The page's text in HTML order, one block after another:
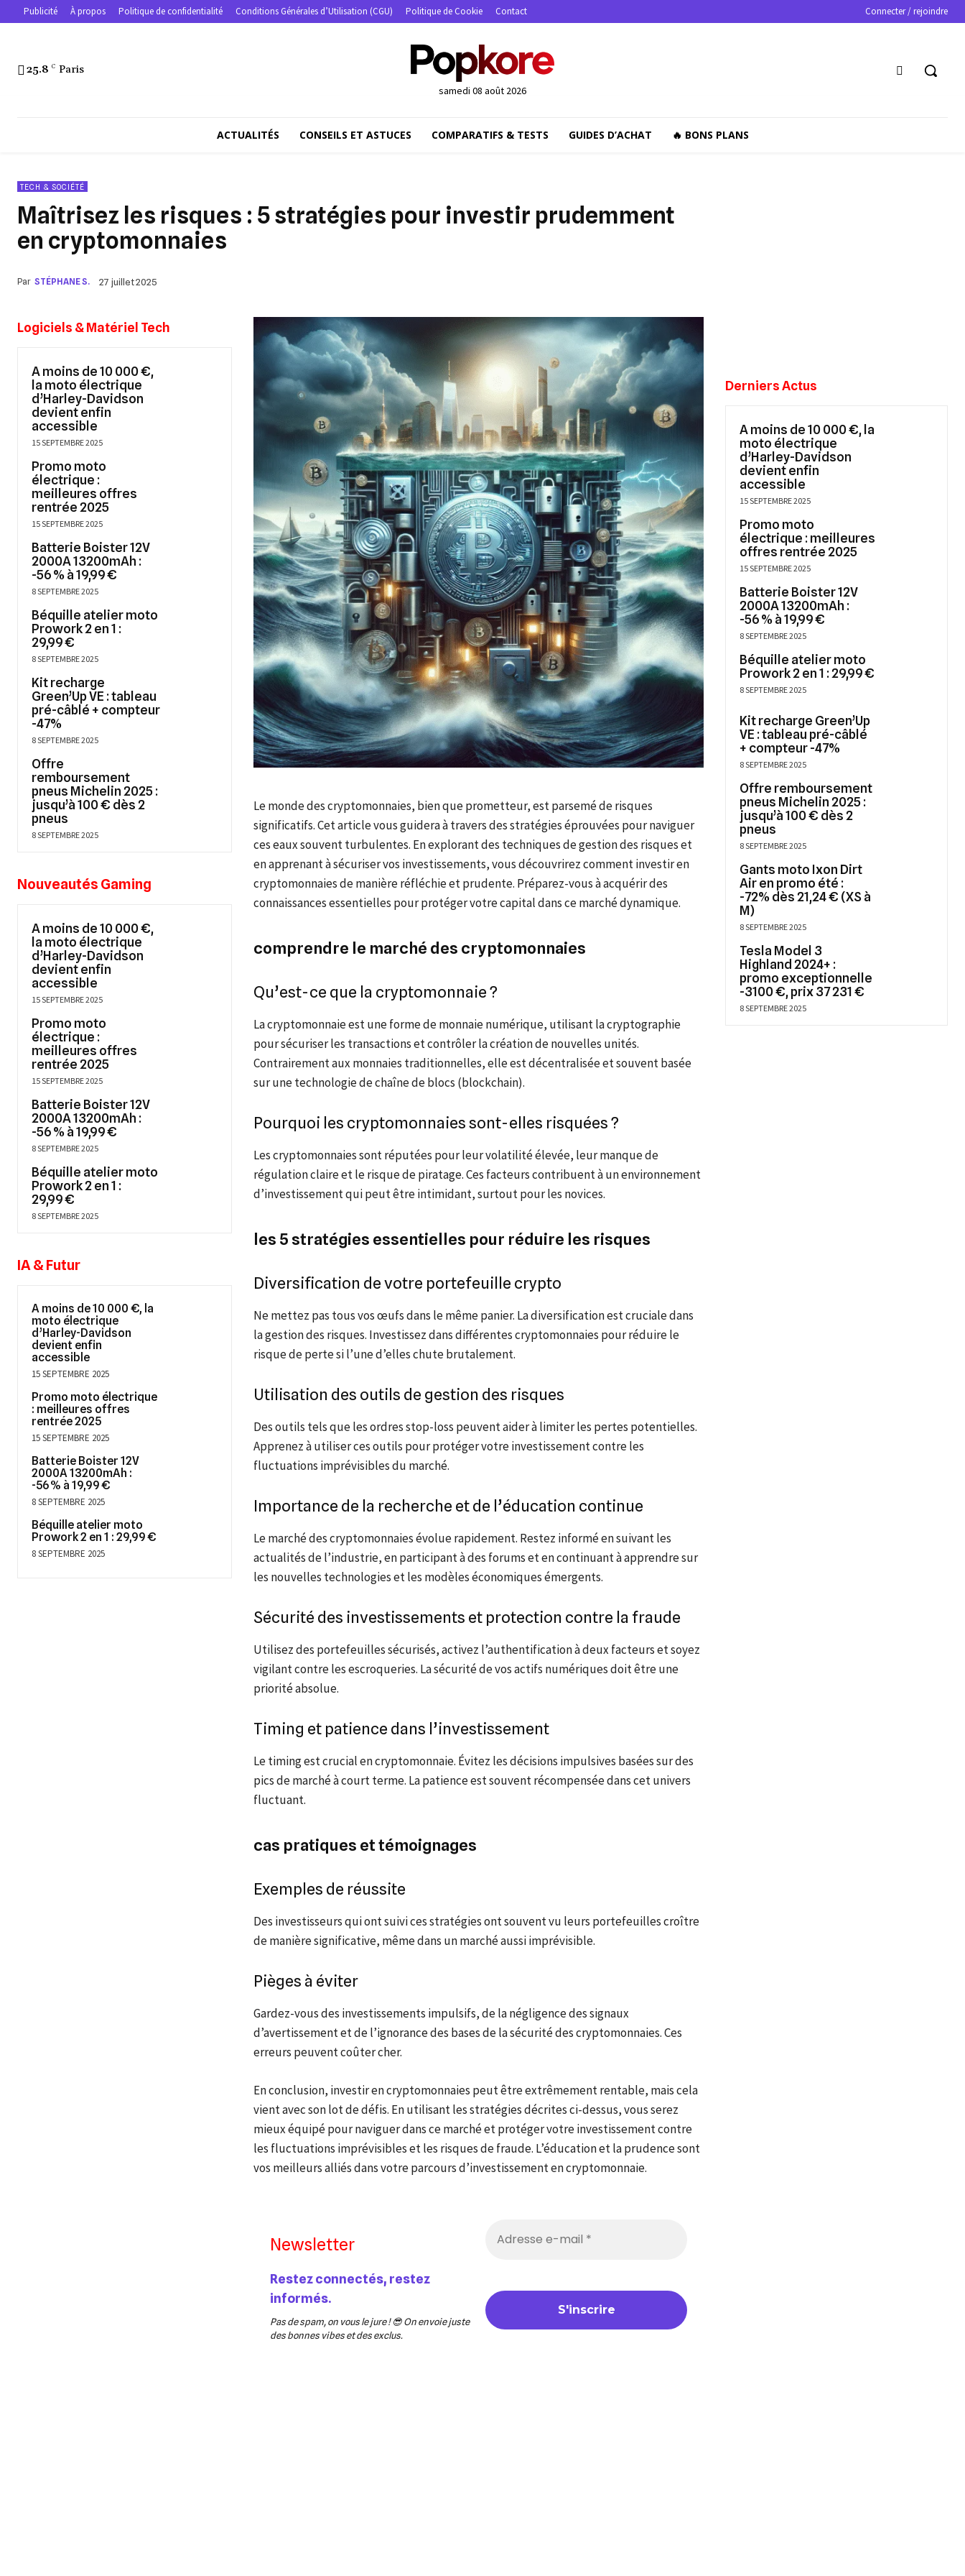
Publicité À propos Politique de confidentialité Conditions Générales d’Utilisation (CGU) Politique de Cookie Contact Connecter / rejoindre
25.8 C Paris
samedi 08 août 2026
ACTUALITÉS CONSEILS ET ASTUCES COMPARATIFS & TESTS GUIDES D’ACHAT 🔥 BONS PLANS
TECH & SOCIÉTÉ
Maîtrisez les risques : 5 stratégies pour investir prudemment
en cryptomonnaies
Par STÉPHANE S. 27 juillet 2025
Logiciels & Matériel Tech
A moins de 10 000 €,
la moto électrique
d’Harley-Davidson
devient enfin
accessible
15 SEPTEMBRE 2025
Promo moto
électrique :
meilleures offres
rentrée 2025
15 SEPTEMBRE 2025
Batterie Boister 12V
2000A 13200mAh :
-56 % à 19,99 €
8 SEPTEMBRE 2025
Béquille atelier moto
Prowork 2 en 1 :
29,99 €
8 SEPTEMBRE 2025
Kit recharge
Green’Up VE : tableau
pré-câblé + compteur
-47%
8 SEPTEMBRE 2025
Offre
remboursement
pneus Michelin 2025 :
jusqu’à 100 € dès 2
pneus
8 SEPTEMBRE 2025
Nouveautés Gaming
A moins de 10 000 €,
la moto électrique
d’Harley-Davidson
devient enfin
accessible
15 SEPTEMBRE 2025
Promo moto
électrique :
meilleures offres
rentrée 2025
15 SEPTEMBRE 2025
Batterie Boister 12V
2000A 13200mAh :
-56 % à 19,99 €
8 SEPTEMBRE 2025
Béquille atelier moto
Prowork 2 en 1 :
29,99 €
8 SEPTEMBRE 2025
IA & Futur
A moins de 10 000 €, la
moto électrique
d’Harley-Davidson
devient enfin
accessible
15 SEPTEMBRE 2025
Promo moto électrique
: meilleures offres
rentrée 2025
15 SEPTEMBRE 2025
Batterie Boister 12V
2000A 13200mAh :
-56 % à 19,99 €
8 SEPTEMBRE 2025
Béquille atelier moto
Prowork 2 en 1 : 29,99 €
8 SEPTEMBRE 2025
Le monde des cryptomonnaies, bien que prometteur, est parsemé de risques
significatifs. Cet article vous guidera à travers des stratégies éprouvées pour naviguer
ces eaux souvent turbulentes. En explorant des techniques de gestion des risques et
en apprenant à sécuriser vos investissements, vous découvrirez comment investir en
cryptomonnaies de manière réfléchie et prudente. Préparez-vous à acquérir des
connaissances essentielles pour protéger votre capital dans ce marché dynamique.
comprendre le marché des cryptomonnaies
Qu’est-ce que la cryptomonnaie ?
La cryptomonnaie est une forme de monnaie numérique, utilisant la cryptographie
pour sécuriser les transactions et contrôler la création de nouvelles unités.
Contrairement aux monnaies traditionnelles, elle est décentralisée et souvent basée
sur une technologie de chaîne de blocs (blockchain).
Pourquoi les cryptomonnaies sont-elles risquées ?
Les cryptomonnaies sont réputées pour leur volatilité élevée, leur manque de
régulation claire et le risque de piratage. Ces facteurs contribuent à un environnement
d’investissement qui peut être intimidant, surtout pour les novices.
les 5 stratégies essentielles pour réduire les risques
Diversification de votre portefeuille crypto
Ne mettez pas tous vos œufs dans le même panier. La diversification est cruciale dans
la gestion des risques. Investissez dans différentes cryptomonnaies pour réduire le
risque de perte si l’une d’elles chute brutalement.
Utilisation des outils de gestion des risques
Des outils tels que les ordres stop-loss peuvent aider à limiter les pertes potentielles.
Apprenez à utiliser ces outils pour protéger votre investissement contre les
fluctuations imprévisibles du marché.
Importance de la recherche et de l’éducation continue
Le marché des cryptomonnaies évolue rapidement. Restez informé en suivant les
actualités de l’industrie, en participant à des forums et en continuant à apprendre sur
les nouvelles technologies et les modèles économiques émergents.
Sécurité des investissements et protection contre la fraude
Utilisez des portefeuilles sécurisés, activez l’authentification à deux facteurs et soyez
vigilant contre les escroqueries. La sécurité de vos actifs numériques doit être une
priorité absolue.
Timing et patience dans l’investissement
Le timing est crucial en cryptomonnaie. Évitez les décisions impulsives basées sur des
pics de marché à court terme. La patience est souvent récompensée dans cet univers
fluctuant.
cas pratiques et témoignages
Exemples de réussite
Des investisseurs qui ont suivi ces stratégies ont souvent vu leurs portefeuilles croître
de manière significative, même dans un marché aussi imprévisible.
Pièges à éviter
Gardez-vous des investissements impulsifs, de la négligence des signaux
d’avertissement et de l’ignorance des bases de la sécurité des cryptomonnaies. Ces
erreurs peuvent coûter cher.
En conclusion, investir en cryptomonnaies peut être extrêmement rentable, mais cela
vient avec son lot de défis. En utilisant les stratégies décrites ci-dessus, vous serez
mieux équipé pour naviguer dans ce marché et protéger votre investissement contre
les fluctuations imprévisibles et les risques de fraude. L’éducation et la prudence sont
vos meilleurs alliés dans votre parcours d’investissement en cryptomonnaie.
Newsletter
Restez connectés, restez
informés.
Pas de spam, on vous le jure ! 😎 On envoie juste
des bonnes vibes et des exclus.
Derniers Actus
A moins de 10 000 €, la
moto électrique
d’Harley-Davidson
devient enfin
accessible
15 SEPTEMBRE 2025
Promo moto
électrique : meilleures
offres rentrée 2025
15 SEPTEMBRE 2025
Batterie Boister 12V
2000A 13200mAh :
-56 % à 19,99 €
8 SEPTEMBRE 2025
Béquille atelier moto
Prowork 2 en 1 : 29,99 €
8 SEPTEMBRE 2025
Kit recharge Green’Up
VE : tableau pré-câblé
+ compteur -47%
8 SEPTEMBRE 2025
Offre remboursement
pneus Michelin 2025 :
jusqu’à 100 € dès 2
pneus
8 SEPTEMBRE 2025
Gants moto Ixon Dirt
Air en promo été :
-72% dès 21,24 € (XS à
M)
8 SEPTEMBRE 2025
Tesla Model 3
Highland 2024+ :
promo exceptionnelle
-3100 €, prix 37 231 €
8 SEPTEMBRE 2025